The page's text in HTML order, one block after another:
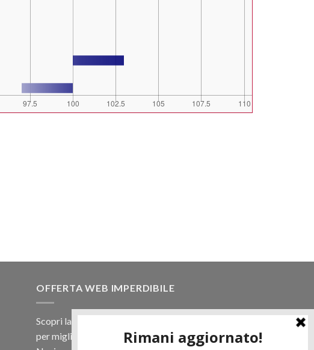
OFFERTA WEB IMPERDIBILE
Scopri la nostra offerta web! Un prezzo mai visto,
per migliaia di prodotti.